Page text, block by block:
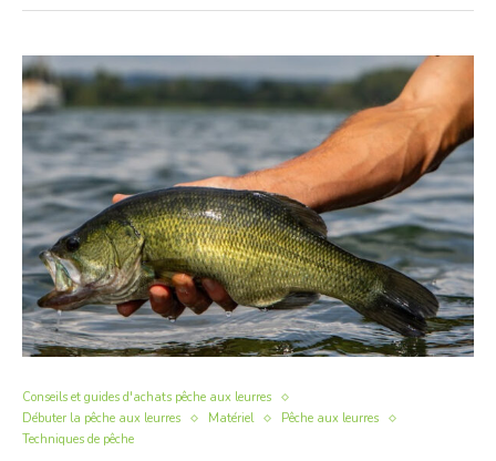
Conseils et guides d'achats pêche aux leurres
Débuter la pêche aux leurres
Matériel
Pêche aux leurres
Techniques de pêche